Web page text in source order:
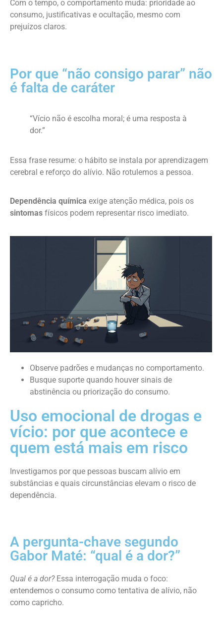
Com o tempo, o comportamento muda: prioridade ao
consumo, justificativas e ocultação, mesmo com
prejuízos claros.
Por que “não consigo parar” não
é falta de caráter
“Vício não é escolha moral; é uma resposta à
dor.”
Essa frase resume: o hábito se instala por aprendizagem
cerebral e reforço do alívio. Não rotulemos a pessoa.
Dependência química exige atenção médica, pois os
sintomas físicos podem representar risco imediato.
Observe padrões e mudanças no comportamento.
Busque suporte quando houver sinais de
abstinência ou priorização do consumo.
Uso emocional de drogas e
vício: por que acontece e
quem está mais em risco
Investigamos por que pessoas buscam alívio em
substâncias e quais circunstâncias elevam o risco de
dependência.
A pergunta-chave segundo
Gabor Maté: “qual é a dor?”
Qual é a dor?Essa interrogação muda o foco:
entendemos o consumo como tentativa de alívio, não
como capricho.